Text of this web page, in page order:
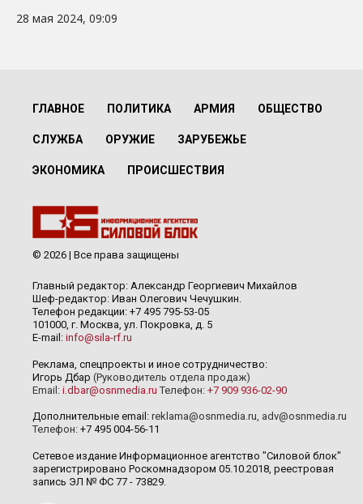
28 мая 2024, 09:09
ГЛАВНОЕ ПОЛИТИКА АРМИЯ ОБЩЕСТВО
СЛУЖБА ОРУЖИЕ ЗАРУБЕЖЬЕ
ЭКОНОМИКА ПРОИСШЕСТВИЯ
© 2026 | Все права защищены
Главный редактор: Александр Георгиевич Михайлов
Шеф-редактор: Иван Олегович Чечушкин.
Телефон редакции: +7 495 795-53-05
101000, г. Москва, ул. Покровка, д. 5
E-mail: info@sila-rf.ru
Реклама, спецпроекты и иное сотрудничество:
Игорь Дбар (Руководитель отдела продаж)
Email: i.dbar@osnmedia.ru Телефон: +7 909 936-02-90
Дополнительные email: reklama@osnmedia.ru, adv@osnmedia.ru
Телефон: +7 495 004-56-11
Сетевое издание Информационное агентство "Силовой блок"
зарегистрировано Роскомнадзором 05.10.2018, реестровая
запись ЭЛ № ФС 77 - 73829.